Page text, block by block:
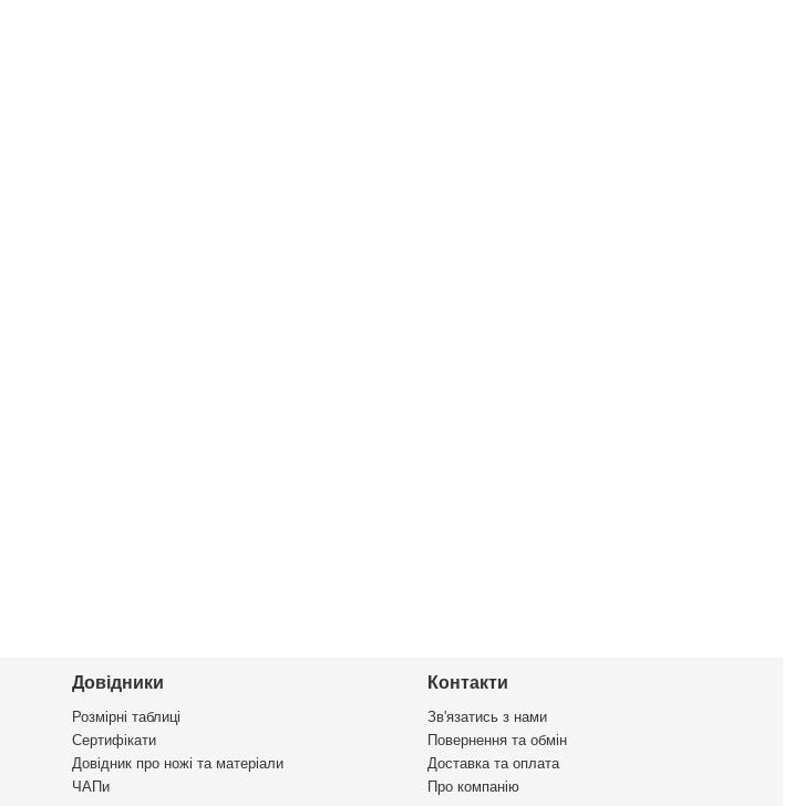
Довідники
Розмірні таблиці
Сертифікати
Довідник про ножі та матеріали
ЧАПи
Контакти
Зв'язатись з нами
Повернення та обмін
Доставка та оплата
Про компанію